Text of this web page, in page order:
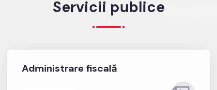
Servicii publice
Administrare fiscală